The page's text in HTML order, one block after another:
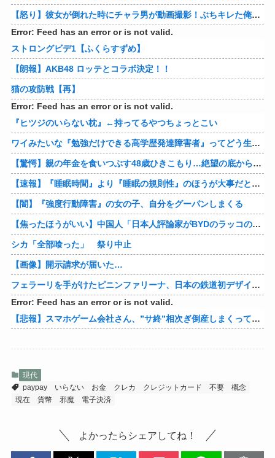
【怒り】彼女が倒れた時にチャラ男が動画撮影！ぶちキレた俺がしたことｗｗｗｗ 他
Error: Feed has an error or is not valid.
ストロングビデ1【ふくらすずめ】
【朗報】AKB48 ロッテとコラボ決定！！
猫の攻防戦【再】
Error: Feed has an error or is not valid.
『ヒツジのいらない枕』←持ってるやつちょっとこい
ワイみたいな『勉強だけできる高学歴発達障害者』ってどう生きたらいいんや？
【驚愕】親の年金を食いつぶす48歳ひきこもり…絶望の底から家族を救ったのは『障害基礎年金』だった
【速報】『睡眠時間』より『睡眠の規則性』のほうが大事だと判明
【闇】『強度行動障害』の女の子、自分をグーパンしまくる
【焦ったほうがいい】中国人「日本人評論家がBYDのラッコの装備を褒めてるけど中国では基本的な装備やぞ…？」
シカ「全部喰った」 祭り中止
【画像】開示請求が届いた…
フェラーリを手がけたピニンファリーナ、日本の鉄道初デザイン。南海電鉄が新たな空港特急をなにわ筋線へ導入
Error: Feed has an error or is not valid.
【悲報】スマホゲーム会社さん、”サ終”相次ぎ倒産しまくってる模様
現代
paypay
いらない お金 クレカ クレジットカード 不要
概念
現在
貨幣 邪魔 電子決済
よかったらシェアしてね！